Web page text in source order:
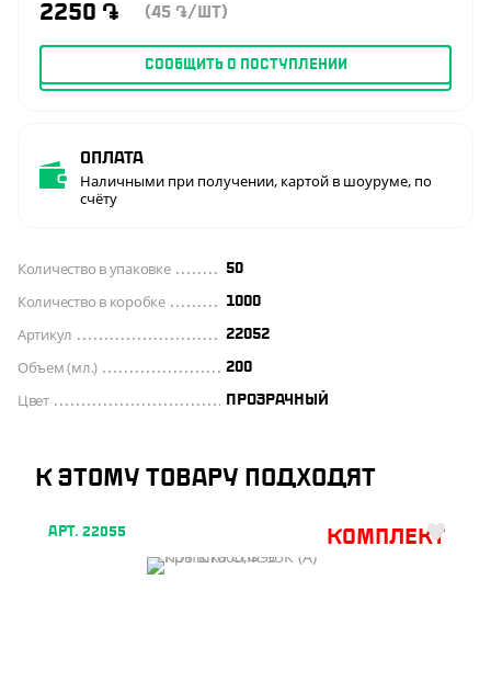
2250 ֏ (45 ֏/ШТ)
СООБЩИТЬ О ПОСТУПЛЕНИИ
Оплата
Наличными при получении, картой в шоуруме, по
счёту
Количество в упаковке 50
Количество в коробке 1000
Артикул 22052
Объем (мл.) 200
Цвет ПРОЗРАЧНЫЙ
К ЭТОМУ ТОВАРУ ПОДХОДЯТ
АРТ. 22055 Комплект